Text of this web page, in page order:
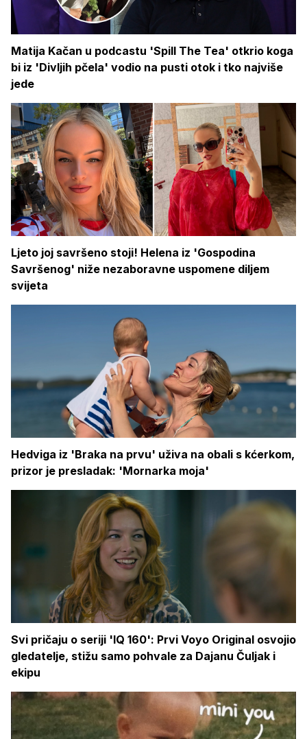
Matija Kačan u podcastu 'Spill The Tea' otkrio koga
bi iz 'Divljih pčela' vodio na pusti otok i tko najviše
jede
Ljeto joj savršeno stoji! Helena iz 'Gospodina
Savršenog' niže nezaboravne uspomene diljem
svijeta
Hedviga iz 'Braka na prvu' uživa na obali s kćerkom,
prizor je presladak: 'Mornarka moja'
Svi pričaju o seriji 'IQ 160': Prvi Voyo Original osvojio
gledatelje, stižu samo pohvale za Dajanu Čuljak i
ekipu